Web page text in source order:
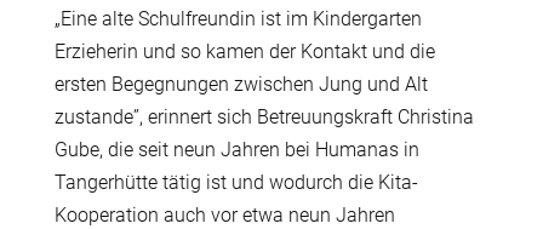
„Eine alte Schulfreundin ist im Kindergarten
Erzieherin und so kamen der Kontakt und die
ersten Begegnungen zwischen Jung und Alt
zustande”, erinnert sich Betreuungskraft Christina
Gube, die seit neun Jahren bei Humanas in
Tangerhütte tätig ist und wodurch die Kita-
Kooperation auch vor etwa neun Jahren